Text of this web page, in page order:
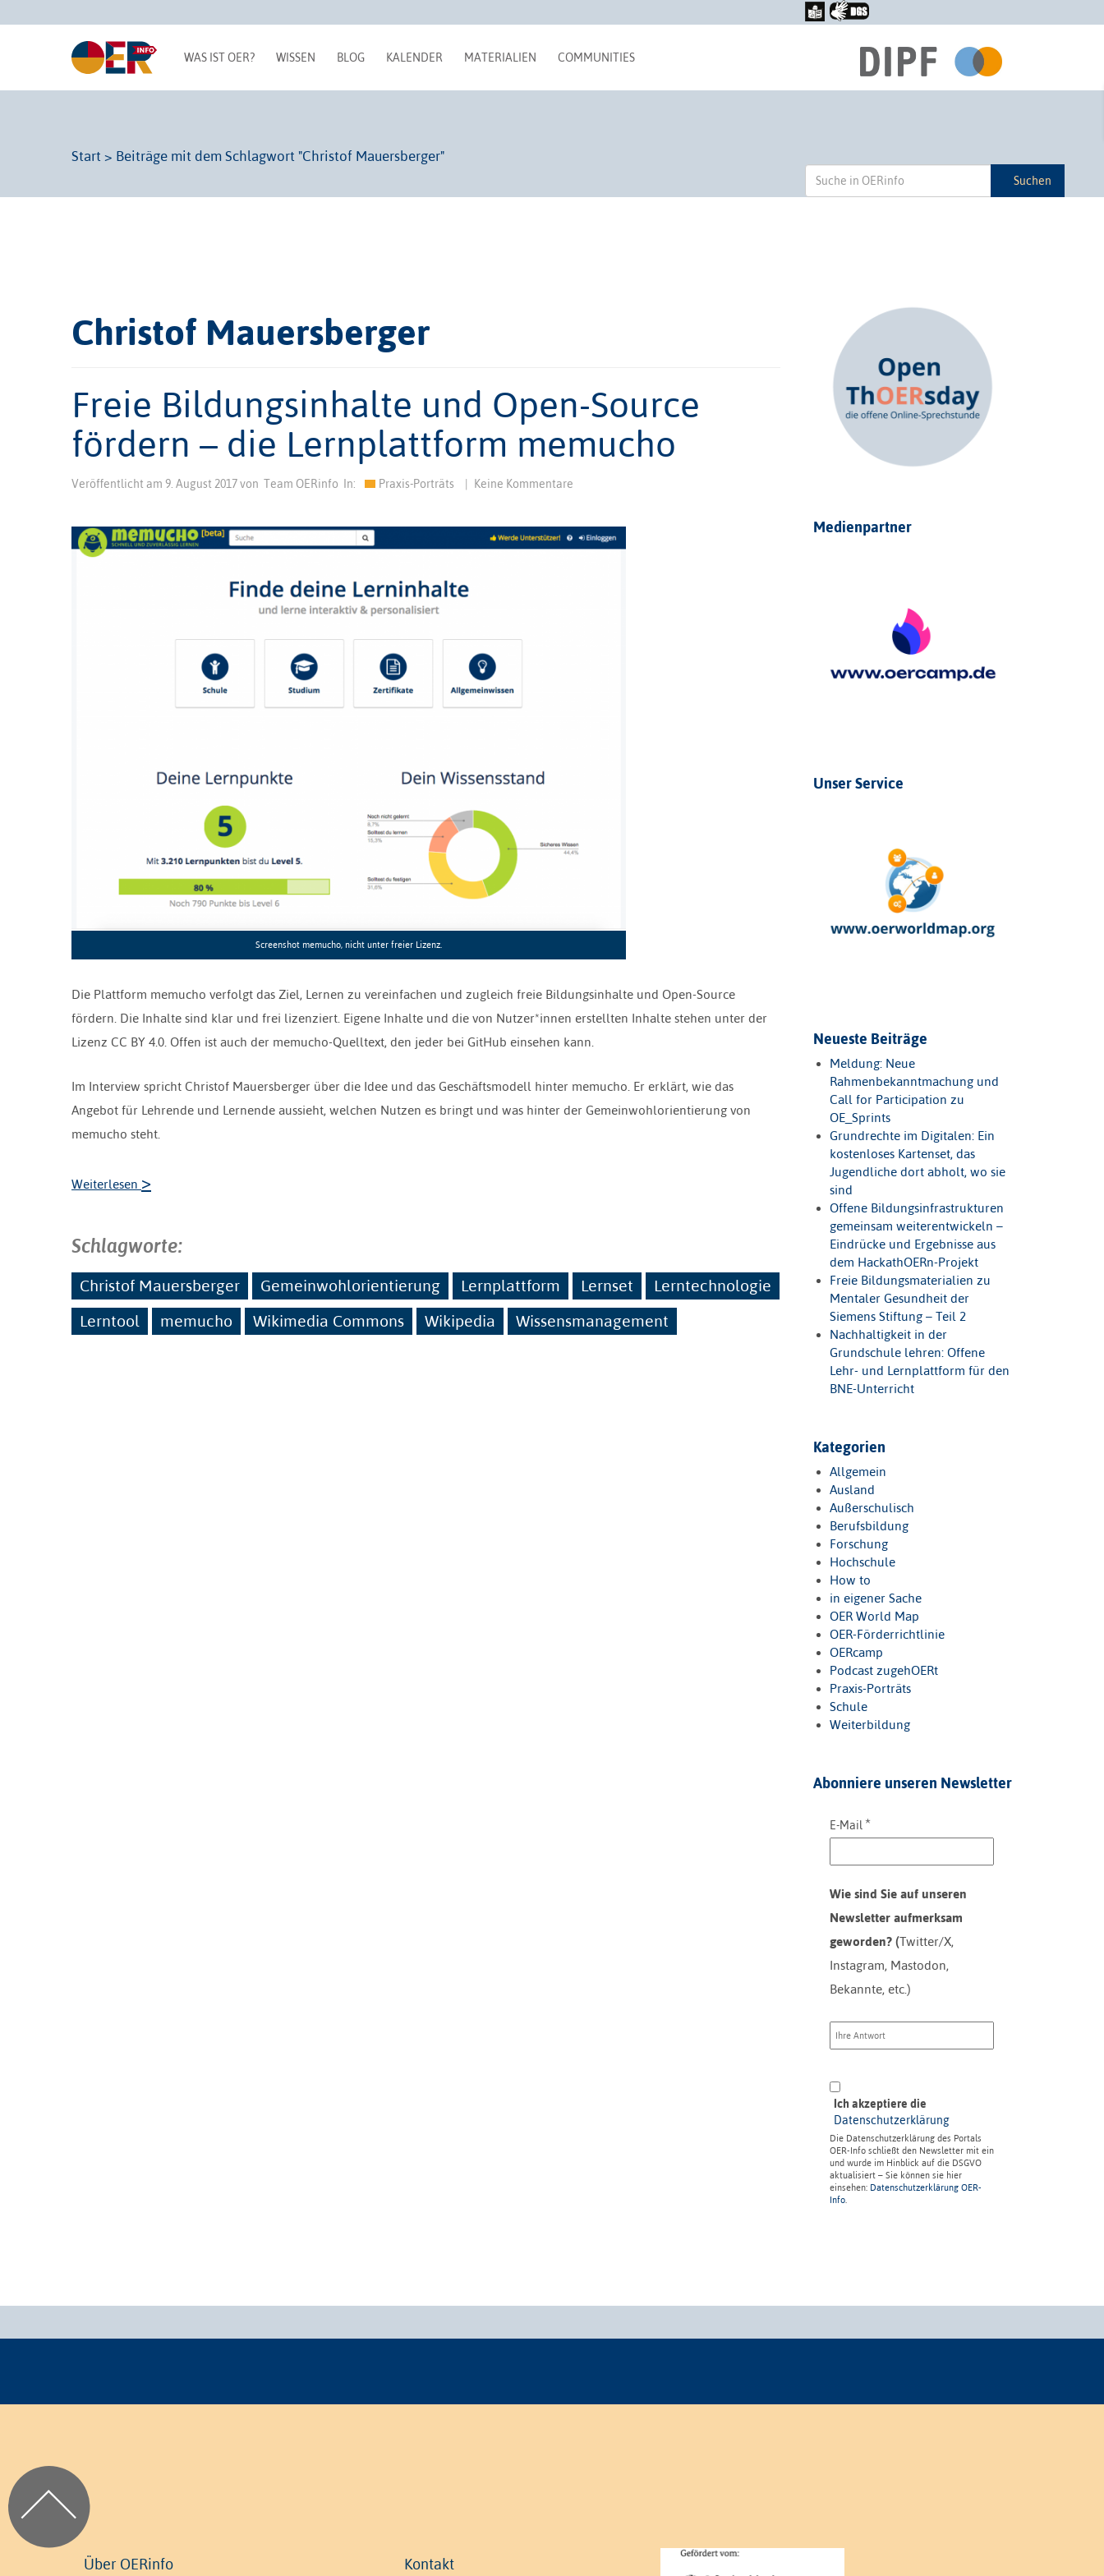
WAS IST OER? WISSEN BLOG KALENDER MATERIALIEN COMMUNITIES
Start > Beiträge mit dem Schlagwort "Christof Mauersberger"
Suchen
Christof Mauersberger
Freie Bildungsinhalte und Open-Source
fördern – die Lernplattform memucho
Veröffentlicht am 9. August 2017von Team OERinfo In: Praxis-Porträts Keine Kommentare
Screenshot memucho, nicht unter freier Lizenz.
Die Plattform memucho verfolgt das Ziel, Lernen zu vereinfachen und zugleich freie Bildungsinhalte und Open-Source
fördern. Die Inhalte sind klar und frei lizenziert. Eigene Inhalte und die von Nutzer*innen erstellten Inhalte stehen unter der
Lizenz CC BY 4.0. Offen ist auch der memucho-Quelltext, den jeder bei GitHub einsehen kann.
Im Interview spricht Christof Mauersberger über die Idee und das Geschäftsmodell hinter memucho. Er erklärt, wie das
Angebot für Lehrende und Lernende aussieht, welchen Nutzen es bringt und was hinter der Gemeinwohlorientierung von
memucho steht.
Weiterlesen >
Schlagworte:
Christof Mauersberger Gemeinwohlorientierung Lernplattform Lernset
Lerntechnologie
Lerntool
memucho Wikimedia Commons Wikipedia Wissensmanagement
Medienpartner
Unser Service
Neueste Beiträge
Meldung: Neue
Rahmenbekanntmachung und
Call for Participation zu
OE_Sprints
Grundrechte im Digitalen: Ein
kostenloses Kartenset, das
Jugendliche dort abholt, wo sie
sind
Offene Bildungsinfrastrukturen
gemeinsam weiterentwickeln –
Eindrücke und Ergebnisse aus
dem HackathOERn-Projekt
Freie Bildungsmaterialien zu
Mentaler Gesundheit der
Siemens Stiftung – Teil 2
Nachhaltigkeit in der
Grundschule lehren: Offene
Lehr- und Lernplattform für den
BNE-Unterricht
Kategorien
Allgemein
Ausland
Außerschulisch
Berufsbildung
Forschung
Hochschule
How to
in eigener Sache
OER World Map
OER-Förderrichtlinie
OERcamp
Podcast zugehOERt
Praxis-Porträts
Schule
Weiterbildung
Abonniere unseren Newsletter
E-Mail *
Wie sind Sie auf unseren
Newsletter aufmerksam
geworden? (Twitter/X,
Instagram, Mastodon,
Bekannte, etc.)
Ich akzeptiere die
Datenschutzerklärung
Die Datenschutzerklärung des Portals
OER-Info schließt den Newsletter mit ein
und wurde im Hinblick auf die DSGVO
aktualisiert – Sie können sie hier
einsehen: Datenschutzerklärung OER-
Info.
Über OERinfo Kontakt